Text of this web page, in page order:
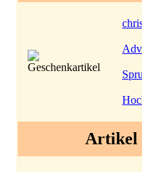
Artikel